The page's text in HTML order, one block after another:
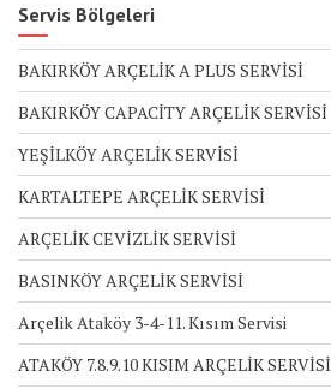
Servis Bölgeleri
BAKIRKÖY ARÇELİK A PLUS SERVİSİ
BAKIRKÖY CAPACİTY ARÇELİK SERVİSİ
YEŞİLKÖY ARÇELİK SERVİSİ
KARTALTEPE ARÇELİK SERVİSİ
ARÇELİK CEVİZLİK SERVİSİ
BASINKÖY ARÇELİK SERVİSİ
Arçelik Ataköy 3-4-11. Kısım Servisi
ATAKÖY 7.8.9.10 KISIM ARÇELİK SERVİSİ